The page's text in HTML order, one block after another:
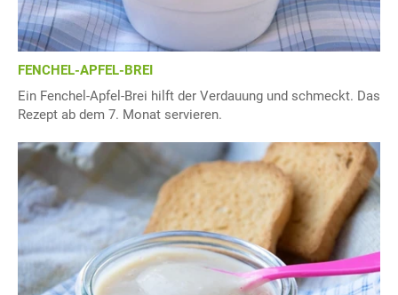
FENCHEL-APFEL-BREI
Ein Fenchel-Apfel-Brei hilft der Verdauung und schmeckt. Das
Rezept ab dem 7. Monat servieren.